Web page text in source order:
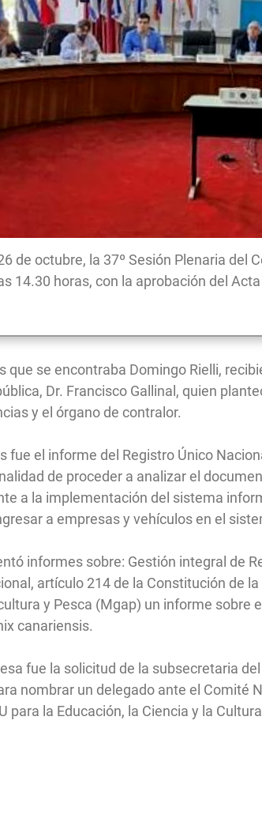
de octubre, la 37º Sesión Plenaria del
14.30 horas, con la aprobación del
que se encontraba Domingo Rielli,
Dr. Francisco Gallinal, quien
y el órgano de contralor.
fue el informe del Registro Único
de proceder a analizar el
a la implementación del sistema
a empresas y vehículos en el
informes sobre: Gestión integral de
artículo 214 de la Constitución de
y Pesca (Mgap) un informe sobre
canariensis.
fue la solicitud de la subsecretaria
nombrar un delegado ante el Comité
para la Educación, la Ciencia y la Cultura